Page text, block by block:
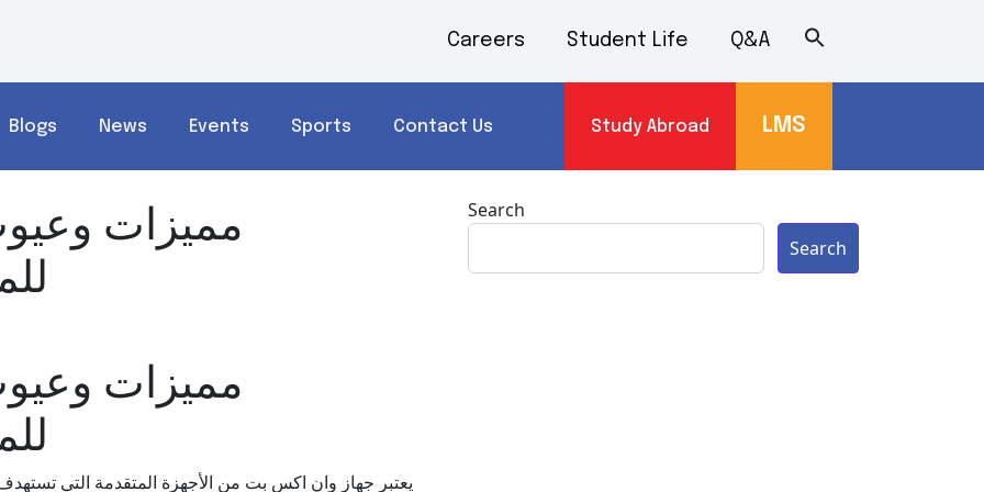
Careers Student Life Q&A
Blogs News Events Sports Contact Us Study Abroad LMS
مميزات
مميزات
يعتبر جهاز وان اكس بت من الأجهزة المتقدمة التي
Search
Search